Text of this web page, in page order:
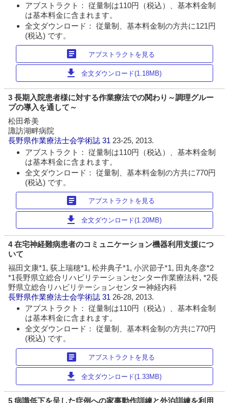
アブストラクト： 従量制は110円（税込）、基本料金制
は基本料金に含まれます。
全文ダウンロード： 従量制、基本料金制の方共に121円
(税込) です。
article アブストラクトを見る
download 全文ダウンロード(1.18MB)
3 長期入院患者様に対する作業療法での関わり～調理グルー
プの導入を通して～
松田希美
諏訪湖畔病院
長野県作業療法士会学術誌 31 23-25, 2013.
アブストラクト： 従量制は110円（税込）、基本料金制
は基本料金に含まれます。
全文ダウンロード： 従量制、基本料金制の方共に770円
(税込) です。
article アブストラクトを見る
download 全文ダウンロード(1.20MB)
4 在宅神経難病患者のコミュニケーション機器利用支援につ
いて
福田文康*1, 荻上瑞穂*1, 松井典子*1, 小沢節子*1, 田丸冬彦*2
*1長野県立総合リハビリテーションセンター作業療法科, *2長
野県立総合リハビリテーションセンター神経内科
長野県作業療法士会学術誌 31 26-28, 2013.
アブストラクト： 従量制は110円（税込）、基本料金制
は基本料金に含まれます。
全文ダウンロード： 従量制、基本料金制の方共に770円
(税込) です。
article アブストラクトを見る
download 全文ダウンロード(1.33MB)
5 病識低下を呈した症例への家事動作訓練と外泊訓練を利用